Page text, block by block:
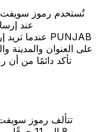
تُستخدم رموز سويفت
عند
تأكد دائمًا من أن
تتألف رموز